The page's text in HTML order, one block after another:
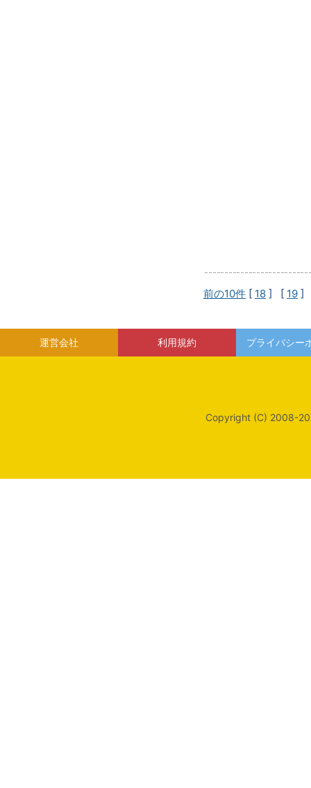
前の10件 [ 18 ] [ 19 ]
運営会社 利用規約 プライバシー
Copyright (C) 2008-